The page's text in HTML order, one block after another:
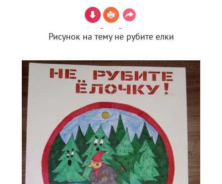
Рисунок на тему не рубите елки